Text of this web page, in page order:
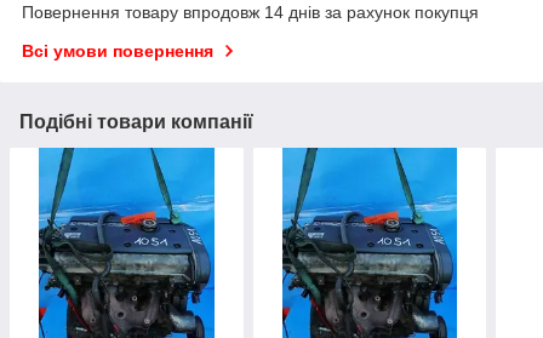
Повернення товару впродовж 14 днів за рахунок покупця
Всі умови повернення
Подібні товари компанії